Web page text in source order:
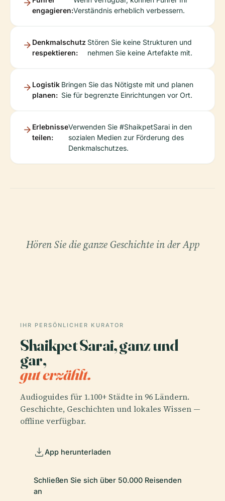
engagieren:Verständnis erheblich verbessern.
Denkmalschutz
respektieren:
Stören Sie keine Strukturen und
nehmen Sie keine Artefakte mit.
Logistik
planen:
Bringen Sie das Nötigste mit und planen
Sie für begrenzte Einrichtungen vor Ort.
Erlebnisse
teilen:
Verwenden Sie #ShaikpetSarai in den
sozialen Medien zur Förderung des
Denkmalschutzes.
Hören Sie die ganze Geschichte in der App
IHR PERSÖNLICHER KURATOR
Shaikpet Sarai, ganz und
gar,
gut erzählt.
Audioguides für 1.100+ Städte in 96 Ländern.
Geschichte, Geschichten und lokales Wissen —
offline verfügbar.
App herunterladen
Schließen Sie sich über 50.000 Reisenden
an